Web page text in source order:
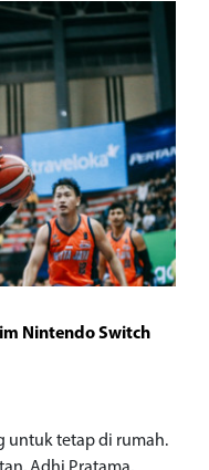
Nintendo Switch
untuk tetap di rumah.